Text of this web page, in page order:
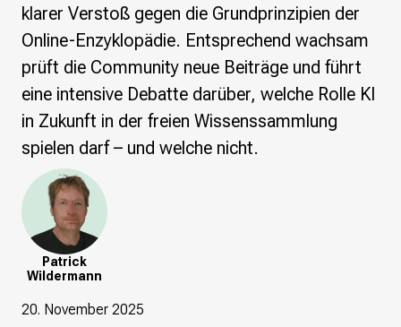
Offene Kulturdaten
Projekt Technische Wünsche
re•shape
Verschlusssache Prüfung
Wissen. Macht. Gerechtigkeit.
Wikipedia-Schwesterprojekte
MediaWiki
Wikibase
Wikibooks
Wikisource
Wiktionary
Wikiversity
klarer Verstoß gegen die Grundprinzipien der
Online-Enzyklopädie. Entsprechend wachsam
prüft die Community neue Beiträge und führt
eine intensive Debatte darüber, welche Rolle KI
in Zukunft in der freien Wissenssammlung
spielen darf – und welche nicht.
Patrick
Wildermann
20. November 2025